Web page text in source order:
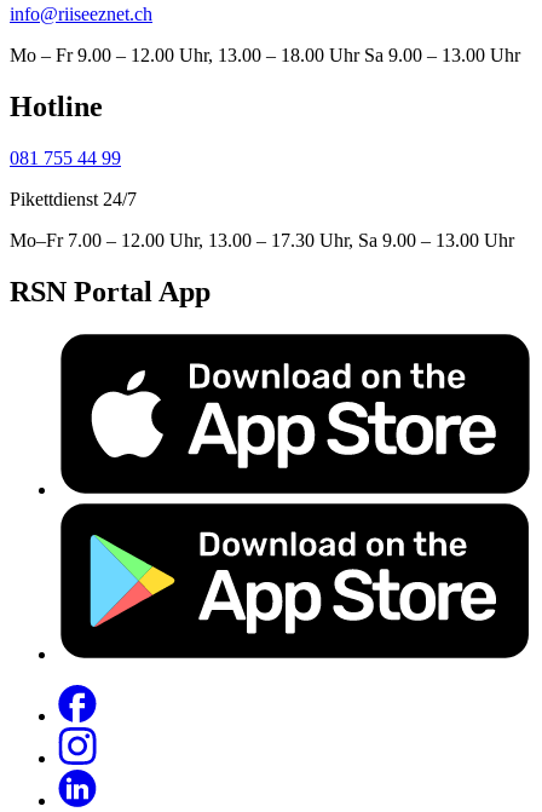
info@riiseeznet.ch
Mo – Fr 9.00 – 12.00 Uhr, 13.00 – 18.00 Uhr Sa 9.00 – 13.00 Uhr
Hotline
081 755 44 99
Pikettdienst 24/7
Mo–Fr 7.00 – 12.00 Uhr, 13.00 – 17.30 Uhr, Sa 9.00 – 13.00 Uhr
RSN Portal App